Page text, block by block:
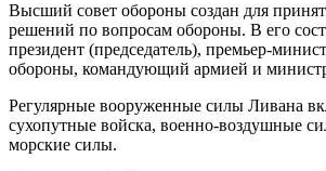
Высший совет обороны создан для
решений по вопросам обороны. В его
президент (председатель), премьер-
обороны, командующий армией и
Регулярные вооруженные силы Ливана
сухопутные войска, военно-воздушные
морские силы.